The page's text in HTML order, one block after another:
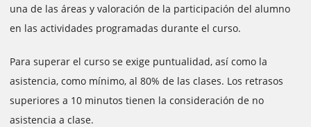
una de las áreas y valoración de la participación del alumno
en las actividades programadas durante el curso.
Para superar el curso se exige puntualidad, así como la
asistencia, como mínimo, al 80% de las clases. Los retrasos
superiores a 10 minutos tienen la consideración de no
asistencia a clase.